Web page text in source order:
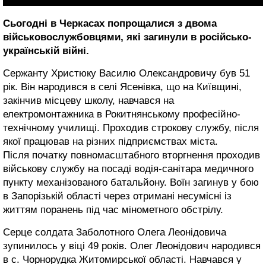
Сьогодні в Черкасах попрощалися з двома
військовослужбовцями, які загинули в російсько-
українській війні.
Сержанту Христюку Василю Олександровичу був 51
рік. Він народився в селі Ясенівка, що на Київщині,
закінчив місцеву школу, навчався на
електромонтажника в Рокитнянському професійно-
технічному училищі. Проходив строкову службу, після
якої працював на різних підприємствах міста.
Після початку повномасштабного вторгнення проходив
військову службу на посаді водія-санітара медичного
пункту механізованого батальйону. Воїн загинув у бою
в Запорізькій області через отримані несумісні із
життям поранень під час мінометного обстрілу.
Серце солдата Заболотного Олега Леонідовича
зупинилось у віці 49 років. Олег Леонідович народився
в с. Чорнорудка Житомирської області. Навчався у